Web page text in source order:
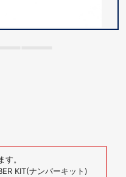
。
KIT(ナンバーキット)